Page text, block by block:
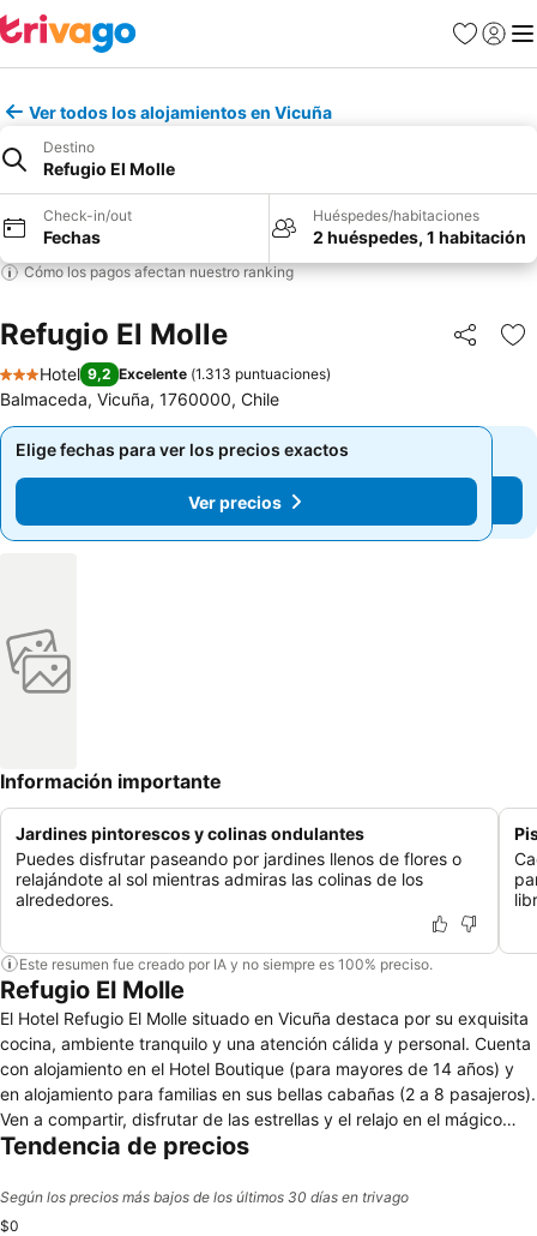
Favoritos
Iniciar
Ver todos los alojamientos en Vicuña
Destino
Refugio El Molle
Check-in/out
Fechas
Huéspedes/habitaciones
2 huéspedes, 1 habitación
Cómo los pagos afectan nuestro ranking
Refugio El Molle Compartir
3 Estrellas
Hotel 9,2 Excelente (1.313 puntuaciones)
Balmaceda, Vicuña, 1760000, Chile
Elige fechas para ver los precios exactos
Ver precios
Elige fechas para ver los precios exactos
Ver precios
Información importante
Jardines pintorescos y colinas ondulantes
Puedes disfrutar paseando por jardines llenos de flores o
relajándote al sol mientras admiras las colinas de los
alrededores.
Este resumen fue creado por IA y no siempre es 100% preciso.
Refugio El Molle
El Hotel Refugio El Molle situado en Vicuña destaca por su exquisita
cocina, ambiente tranquilo y una atención cálida y personal. Cuenta
con alojamiento en el Hotel Boutique (para mayores de 14 años) y
en alojamiento para familias en sus bellas cabañas (2 a 8 pasajeros).
Ven a compartir, disfrutar de las estrellas y el relajo en el mágico
entorno del Valle de Elqui.
Tendencia de precios
Según los precios más bajos de los últimos 30 días en trivago
$0